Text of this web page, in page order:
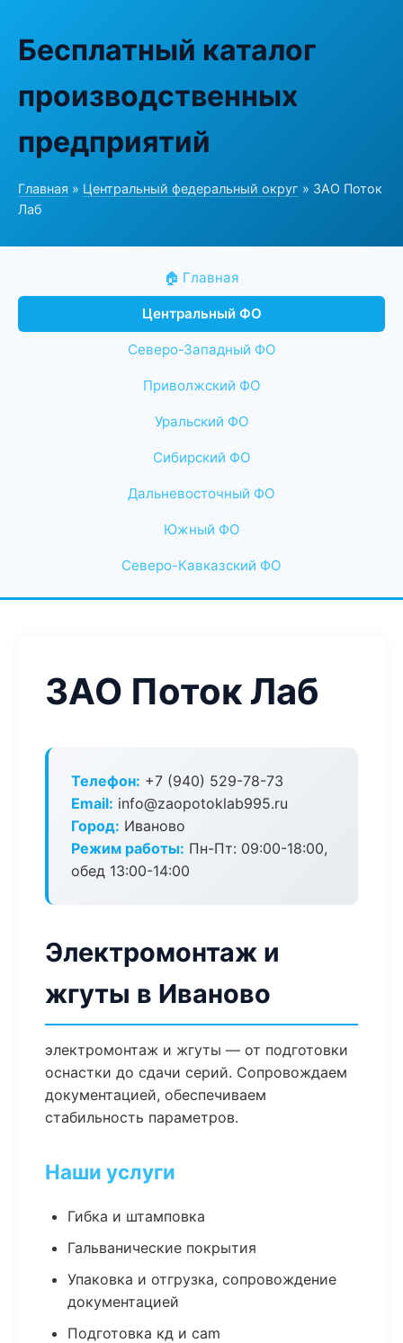
Бесплатный каталог
производственных
предприятий
Главная » Центральный федеральный округ » ЗАО Поток
Лаб
🏠 Главная
Центральный ФО
Северо-Западный ФО
Приволжский ФО
Уральский ФО
Сибирский ФО
Дальневосточный ФО
Южный ФО
Северо-Кавказский ФО
ЗАО Поток Лаб
Телефон: +7 (940) 529-78-73
Email: info@zaopotoklab995.ru
Город: Иваново
Режим работы: Пн-Пт: 09:00-18:00,
обед 13:00-14:00
Электромонтаж и
жгуты в Иваново
электромонтаж и жгуты — от подготовки
оснастки до сдачи серий. Сопровождаем
документацией, обеспечиваем
стабильность параметров.
Наши услуги
Гибка и штамповка
Гальванические покрытия
Упаковка и отгрузка, сопровождение
документацией
Подготовка кд и cam